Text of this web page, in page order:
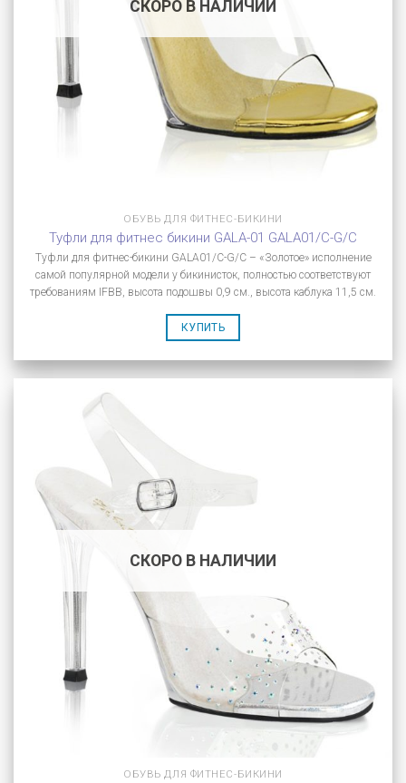
СКОРО В НАЛИЧИИ
ОБУВЬ ДЛЯ ФИТНЕС-БИКИНИ
Туфли для фитнес бикини GALA-01 GALA01/C-G/C
Туфли для фитнес-бикини GALA01/C-G/C – «Золотое» исполнение
самой популярной модели у бикинисток, полностью соответствуют
требованиям IFBB, высота подошвы 0,9 см., высота каблука 11,5 см.
КУПИТЬ
СКОРО В НАЛИЧИИ
ОБУВЬ ДЛЯ ФИТНЕС-БИКИНИ